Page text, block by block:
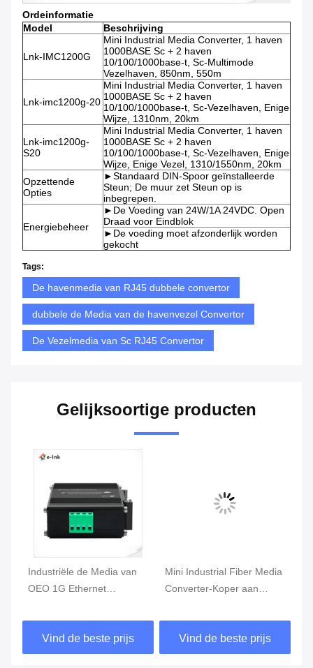
Ordeinformatie
Model
Beschrijving
Lnk-IMC1200G
Mini Industrial Media Converter, 1 haven
1000BASE Sc + 2 haven
10/100/1000base-t, Sc-Multimode
Vezelhaven, 850nm, 550m
Lnk-imc1200g-20
Mini Industrial Media Converter, 1 haven
1000BASE Sc + 2 haven
10/100/1000base-t, Sc-Vezelhaven, Enige
Wijze, 1310nm, 20km
Lnk-imc1200g-
S20
Mini Industrial Media Converter, 1 haven
1000BASE Sc + 2 haven
10/100/1000base-t, Sc-Vezelhaven, Enige
Wijze, Enige Vezel, 1310/1550nm, 20km
Opzettende
Opties
►Standaard DIN-Spoor geïnstalleerde
Steun; De muur zet Steun op is
inbegrepen.
Energiebeheer
►De Voeding van 24W/1A 24VDC. Open
Draad voor Eindblok
►De voeding moet afzonderlijk worden
gekocht
Tags:
De havenmedia van RJ45 dubbele convertor
dubbele de Media van de havenvezel Convertor
De Vezelmedia van Sc RJ45 Convertor
Gelijksoortige producten
Industriële de Media van
OEO 1G Ethernet
SFP+
Vind de beste prijs
Mini Industrial Fiber Media
Converter-Koper aan
Vind de beste prijs